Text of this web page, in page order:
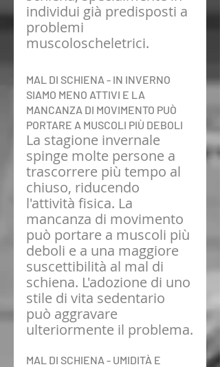
individui già predisposti a
problemi
muscoloscheletrici.
MAL DI SCHIENA - IN INVERNO
SIAMO MENO ATTIVI E LA
MANCANZA DI MOVIMENTO PUÒ
PORTARE A MUSCOLI PIÙ DEBOLI
La stagione invernale
spinge molte persone a
trascorrere più tempo al
chiuso, riducendo
l'attività fisica. La
mancanza di movimento
può portare a muscoli più
deboli e a una maggiore
suscettibilità al mal di
schiena. L'adozione di uno
stile di vita sedentario
può aggravare
ulteriormente il problema.
MAL DI SCHIENA - UMIDITÀ E